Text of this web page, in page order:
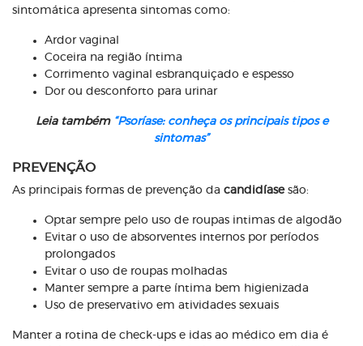
sintomática apresenta sintomas como:
Ardor vaginal
Coceira na região íntima
Corrimento vaginal esbranquiçado e espesso
Dor ou desconforto para urinar
Leia também “Psoríase: conheça os principais tipos e
sintomas”
PREVENÇÃO
As principais formas de prevenção da candidíasesão:
Optar sempre pelo uso de roupas intimas de algodão
Evitar o uso de absorventes internos por períodos
prolongados
Evitar o uso de roupas molhadas
Manter sempre a parte íntima bem higienizada
Uso de preservativo em atividades sexuais
Manter a rotina de check-ups e idas ao médico em dia é